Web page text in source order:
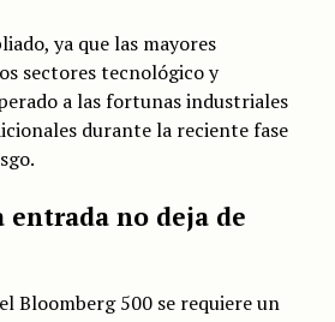
ya que las mayores
sectores tecnológico y
a las fortunas industriales
durante la reciente fase
entrada no deja de
Bloomberg 500 se requiere un